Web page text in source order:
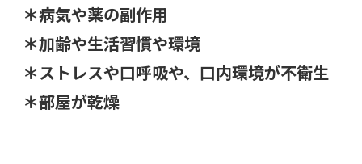
＊病気や薬の副作用
＊加齢や生活習慣や環境
＊ストレスや口呼吸や、口内環境が不衛生
＊部屋が乾燥